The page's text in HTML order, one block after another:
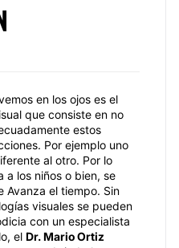
en los ojos es el
que consiste en no
estos
Por ejemplo uno
al otro. Por lo
a los niños o bien, se
Avanza el tiempo. Sin
visuales se pueden
con un especialista
el Dr. Mario Ortiz